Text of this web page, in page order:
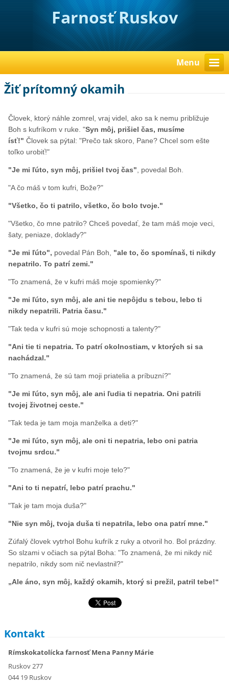
Farnosť Ruskov
Menu
Žiť prítomný okamih
Človek, ktorý náhle zomrel, vraj videl, ako sa k nemu približuje
Boh s kufríkom v ruke. "Syn môj, prišiel čas, musíme
ísť!" Človek sa pýtal: "Prečo tak skoro, Pane? Chcel som ešte
toľko urobiť!"
"Je mi ľúto, syn môj, prišiel tvoj čas", povedal Boh.
"A čo máš v tom kufri, Bože?"
"Všetko, čo ti patrilo, všetko, čo bolo tvoje."
"Všetko, čo mne patrilo? Chceš povedať, že tam máš moje veci,
šaty, peniaze, doklady?"
"Je mi ľúto", povedal Pán Boh, "ale to, čo spomínaš, ti nikdy
nepatrilo. To patrí zemi."
"To znamená, že v kufri máš moje spomienky?"
"Je mi ľúto, syn môj, ale ani tie nepôjdu s tebou, lebo ti
nikdy nepatrili. Patria času."
"Tak teda v kufri sú moje schopnosti a talenty?"
"Ani tie ti nepatria. To patrí okolnostiam, v ktorých si sa
nachádzal."
"To znamená, že sú tam moji priatelia a príbuzní?"
"Je mi ľúto, syn môj, ale ani ľudia ti nepatria. Oni patrili
tvojej životnej ceste."
"Tak teda je tam moja manželka a deti?"
"Je mi ľúto, syn môj, ale oni ti nepatria, lebo oni patria
tvojmu srdcu."
"To znamená, že je v kufri moje telo?"
"Ani to ti nepatrí, lebo patrí prachu."
"Tak je tam moja duša?"
"Nie syn môj, tvoja duša ti nepatrila, lebo ona patrí mne."
Zúfalý človek vytrhol Bohu kufrík z ruky a otvoril ho. Bol prázdny.
So slzami v očiach sa pýtal Boha: "To znamená, že mi nikdy nič
nepatrilo, nikdy som nič nevlastnil?"
„Ale áno, syn môj, každý okamih, ktorý si prežil, patril tebe!“
Kontakt
Rímskokatolícka farnosť Mena Panny Márie
Ruskov 277
044 19 Ruskov